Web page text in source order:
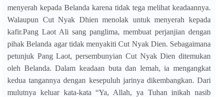
menyerah kepada Belanda karena tidak tega melihat keadaannya.
Walaupun Cut Nyak Dhien menolak untuk menyerah kepada
kafir.Pang Laot Ali sang panglima, membuat perjanjian dengan
pihak Belanda agar tidak menyakiti Cut Nyak Dien. Sebagaimana
petunjuk Pang Laot, persembunyian Cut Nyak Dien ditemukan
oleh Belanda. Dalam keadaan buta dan lemah, ia mengangkat
kedua tangannya dengan kesepuluh jarinya dikembangkan. Dari
mulutnya keluar kata-kata “Ya, Allah, ya Tuhan inikah nasib